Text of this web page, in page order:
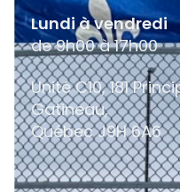
Lundi à vendredi
de 9h00 à 17h00
Unité C10, 181
Gatineau,
QuébecJ9H 6A6